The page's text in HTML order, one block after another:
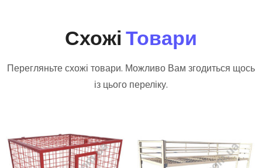
СхожіТовари
Перегляньте схожі товари. Можливо Вам згодиться щось
із цього переліку.